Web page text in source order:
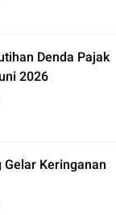
Denda Pajak
2026
Keringanan